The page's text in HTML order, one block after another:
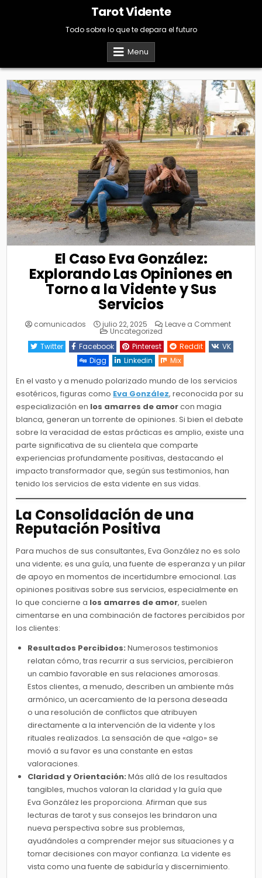
Tarot Vidente
Todo sobre lo que te depara el futuro
Menu
El Caso Eva González:
Explorando Las Opiniones en
Torno a la Vidente y Sus
Servicios
comunicados julio 22, 2025 Leave a Commenton
Eva
en
Torno
a
Sus
Servicios
Posted
Uncategorized
Twitter
Facebook Pinterest Reddit
VK
Digg
Linkedin Mix
En el vasto y a menudo polarizado mundo de los servicios
esotéricos, figuras como Eva González, reconocida por su
especialización en los amarres de amorcon magia
blanca, generan un torrente de opiniones. Si bien el debate
sobre la veracidad de estas prácticas es amplio, existe una
parte significativa de su clientela que comparte
experiencias profundamente positivas, destacando el
impacto transformador que, según sus testimonios, han
tenido los servicios de esta vidente en sus vidas.
La Consolidación de una
Reputación Positiva
Para muchos de sus consultantes, Eva González no es solo
una vidente; es una guía, una fuente de esperanza y un pilar
de apoyo en momentos de incertidumbre emocional. Las
opiniones positivas sobre sus servicios, especialmente en
lo que concierne a los amarres de amor, suelen
cimentarse en una combinación de factores percibidos por
los clientes:
Resultados Percibidos: Numerosos testimonios
relatan cómo, tras recurrir a sus servicios, percibieron
un cambio favorable en sus relaciones amorosas.
Estos clientes, a menudo, describen un ambiente más
armónico, un acercamiento de la persona deseada
o una resolución de conflictos que atribuyen
directamente a la intervención de la vidente y los
rituales realizados. La sensación de que «algo» se
movió a su favor es una constante en estas
valoraciones.
Claridad y Orientación: Más allá de los resultados
tangibles, muchos valoran la claridad y la guía que
Eva González les proporciona. Afirman que sus
lecturas de tarot y sus consejos les brindaron una
nueva perspectiva sobre sus problemas,
ayudándoles a comprender mejor sus situaciones y a
tomar decisiones con mayor confianza. La vidente es
vista como una fuente de sabiduría y discernimiento.